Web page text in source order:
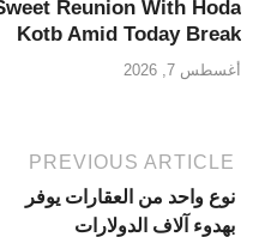
Reunion With Hoda
Kotb Amid Today Break
أغسطس 7, 2026
PREVIOUS ARTICLE
نوع واحد من العقارات يوفر
بهدوء آلاف الدولارات